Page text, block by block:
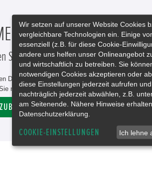
KOMFORT UND
Sie unsere breite Produktpalette.
Design-Paketen über funktionale Erweiterungen
neue Möglichkeiten. Jedes Extra ist dabei
Wir setzen auf unserer Website Cookies
vergleichbare Technologien ein. Einige
essenziell (z.B. für diese Cookie-
andere uns helfen unser Onlineangebot
und wirtschaftlich zu betreiben. Sie
notwendigen Cookies akzeptieren oder
diese Einstellungen jederzeit aufrufen
nachträglich jederzeit abwählen, z.B.
am Seitenende. Nähere Hinweise
Datenschutzerklärung.
COOKIE-EINSTELLUNGEN Ich lehne